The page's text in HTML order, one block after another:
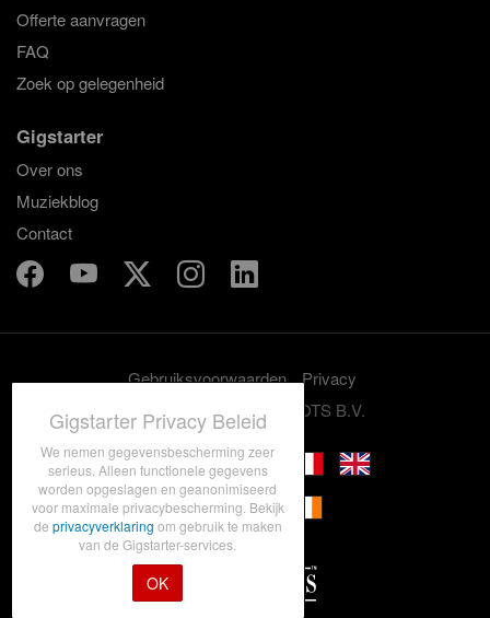
Offerte aanvragen
FAQ
Zoek op gelegenheid
Gigstarter
Over ons
Muziekblog
Contact
Gebruiksvoorwaarden
Privacy
© 2012-2026 GRASSROOTS B.V.
Gigstarter Privacy Beleid
We nemen gegevensbescherming zeer
serieus. Alleen functionele gegevens
worden opgeslagen en geanonimiseerd
voor maximale privacybescherming. Bekijk
de privacyverklaring om gebruik te maken
van de Gigstarter-services.
OK